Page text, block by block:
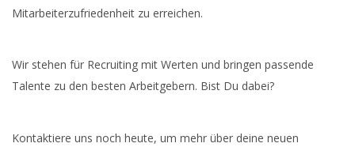
Mitarbeiterzufriedenheit zu erreichen.
Wir stehen für Recruiting mit Werten und bringen passende
Talente zu den besten Arbeitgebern. Bist Du dabei?
Kontaktiere uns noch heute, um mehr über deine neuen